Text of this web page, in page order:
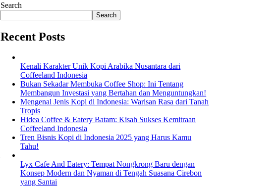
Search
Search
Recent Posts
Kenali Karakter Unik Kopi Arabika Nusantara dari
Coffeeland Indonesia
Bukan Sekadar Membuka Coffee Shop: Ini Tentang
Membangun Investasi yang Bertahan dan Menguntungkan!
Mengenal Jenis Kopi di Indonesia: Warisan Rasa dari Tanah
Tropis
Hidea Coffee & Eatery Batam: Kisah Sukses Kemitraan
Coffeeland Indonesia
Tren Bisnis Kopi di Indonesia 2025 yang Harus Kamu
Tahu!
Lyx Cafe And Eatery: Tempat Nongkrong Baru dengan
Konsep Modern dan Nyaman di Tengah Suasana Cirebon
yang Santai